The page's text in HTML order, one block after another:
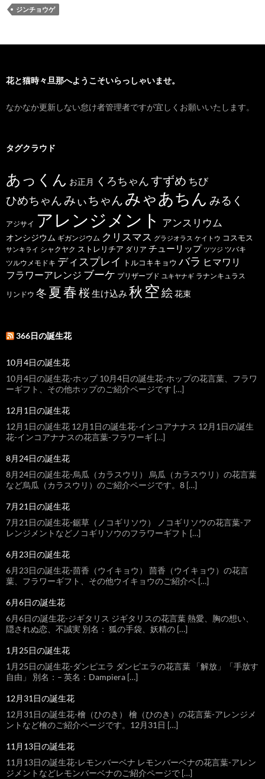
ジンチョウゲ
花と猫時々旦那へようこそいらっしゃいませ。
なかなか更新しない怠け者管理者ですが宜しくお願いいたします。
タグクラウド
あっくん お正月 くろちゃんすずめ ちび
ひめちゃんみぃちゃん みゃあちん みるく
アジサイ アレンジメント アンスリウム
オンシジウム ギガンジウム クリスマス グラジオラス ケイトウ コスモス
サンキライ シャクヤク ストレリチア ダリア チューリップ ツツジ ツバキ
ツルウメモドキ ディスプレイ トルコキキョウ バラ ヒマワリ
フラワーアレンジ ブーケ プリザーブド ユキヤナギ ラナンキュラス
リンドウ 冬 夏春桜生け込み 秋 空絵花束
366日の誕生花
10月4日の誕生花
10月4日の誕生花-ホップ 10月4日の誕生花-ホップの花言葉、フラワ
ーギフト、その他ホップのご紹介ページです […]
12月1日の誕生花
12月1日の誕生花 12月1日の誕生花-インコアナナス 12月1日の誕生
花-インコアナナスの花言葉-フラワーギ […]
8月24日の誕生花
8月24日の誕生花-烏瓜（カラスウリ） 烏瓜（カラスウリ）の花言葉
など烏瓜（カラスウリ）のご紹介ページです。8 […]
7月21日の誕生花
7月21日の誕生花-鋸草（ノコギリソウ） ノコギリソウの花言葉-ア
レンジメントなどノコギリソウのフラワーギフト […]
6月23日の誕生花
6月23日の誕生花-茴香（ウイキョウ） 茴香（ウイキョウ）の花言
葉、フラワーギフト、その他ウイキョウのご紹介ペ […]
6月6日の誕生花
6月6日の誕生花-ジギタリス ジギタリスの花言葉 熱愛、胸の想い、
隠されぬ恋、不誠実 別名： 狐の手袋、妖精の […]
1月25日の誕生花
1月25日の誕生花-ダンピエラ ダンピエラの花言葉 「解放」「手放す
自由」 別名：– 英名：Dampiera […]
12月31日の誕生花
12月31日の誕生花-檜（ひのき） 檜（ひのき）の花言葉-アレンジメ
ントなど檜のご紹介ページです。12月31日 […]
11月13日の誕生花
11月13日の誕生花-レモンバーベナ レモンバーベナの花言葉-アレン
ジメントなどレモンバーベナのご紹介ページで […]